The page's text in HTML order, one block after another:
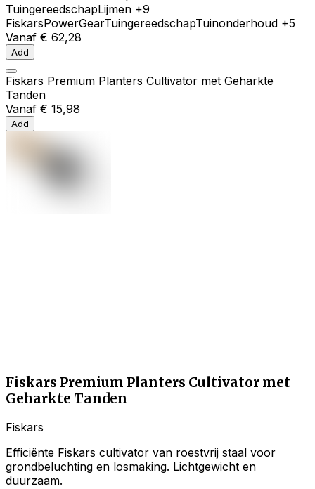
TuingereedschapLijmen +9
FiskarsPowerGearTuingereedschapTuinonderhoud +5
Vanaf € 62,28
Add
Fiskars Premium Planters Cultivator met Geharkte
Tanden
Vanaf € 15,98
Add
Fiskars Premium Planters Cultivator met
Geharkte Tanden
Fiskars
Efficiënte Fiskars cultivator van roestvrij staal voor
grondbeluchting en losmaking. Lichtgewicht en
duurzaam.